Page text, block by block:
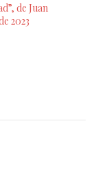
de Juan
2023